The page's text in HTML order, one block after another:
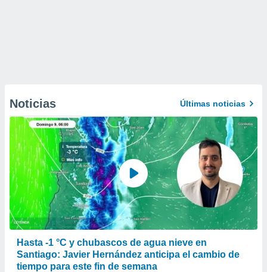
Noticias Últimas noticias
Hasta -1 °C y chubascos de agua nieve en
Santiago: Javier Hernández anticipa el cambio de
tiempo para este fin de semana